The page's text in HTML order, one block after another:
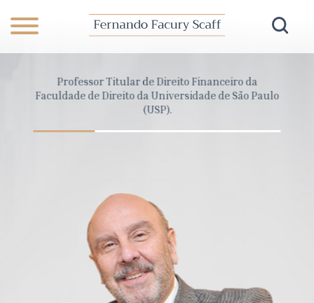
Professor Titular de Direito Financeiro da
Faculdade de Direito da Universidade de São Paulo
(USP).